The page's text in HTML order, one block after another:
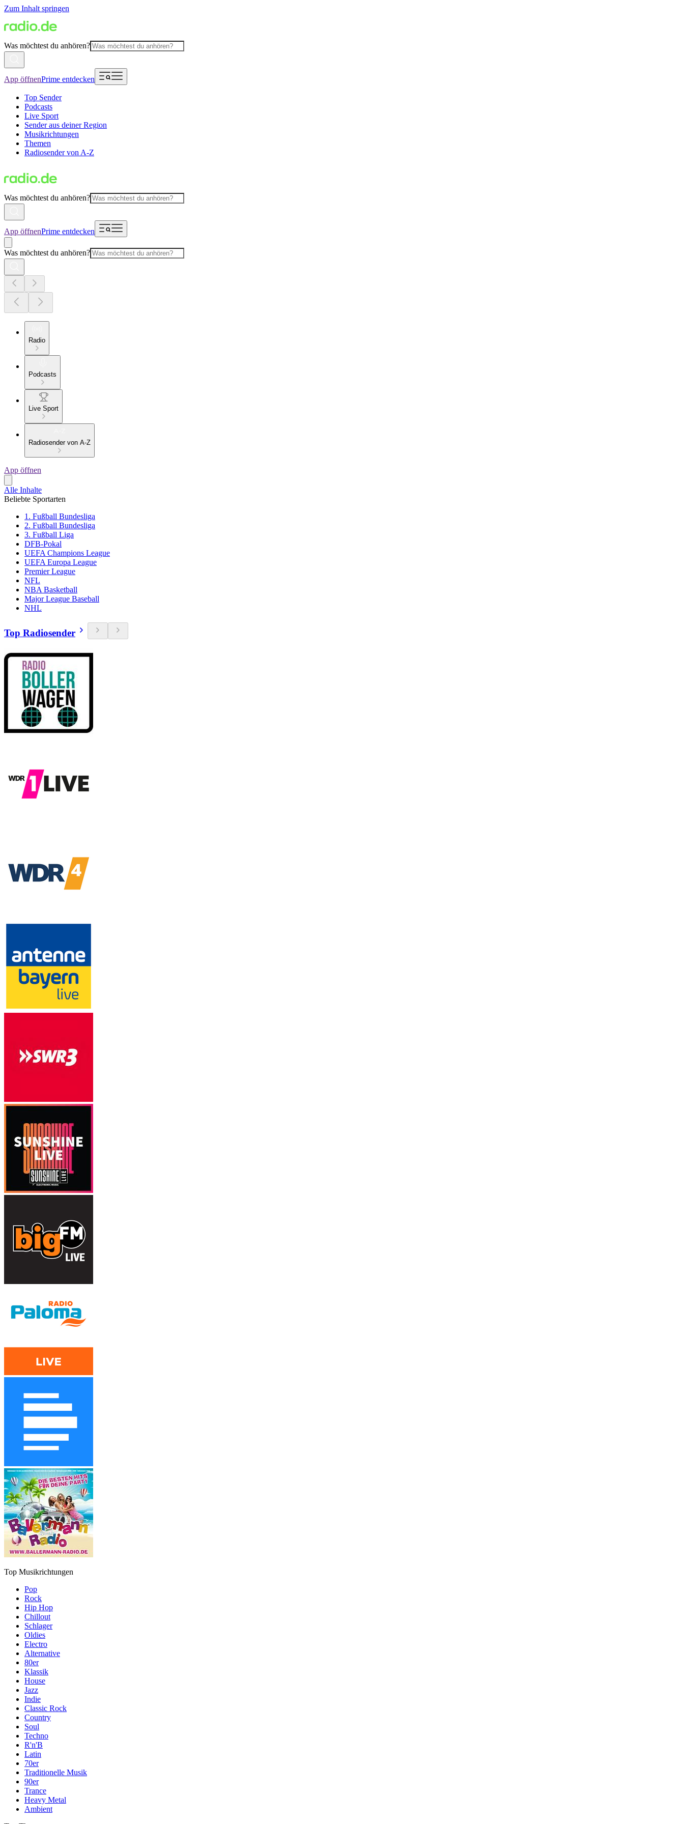
Zum Inhalt springen
Was möchtest du anhören?
App öffnenPrime entdecken
Top Sender
Podcasts
Live Sport
Sender aus deiner Region
Musikrichtungen
Themen
Radiosender von A-Z
Was möchtest du anhören?
App öffnenPrime entdecken
Was möchtest du anhören?
Radio
Podcasts
Live Sport
Radiosender von A-Z
App öffnen
Alle Inhalte
Beliebte Sportarten
1. Fußball Bundesliga
2. Fußball Bundesliga
3. Fußball Liga
DFB-Pokal
UEFA Champions League
UEFA Europa League
Premier League
NFL
NBA Basketball
Major League Baseball
NHL
Top Radiosender
Top Musikrichtungen
Pop
Rock
Hip Hop
Chillout
Schlager
Oldies
Electro
Alternative
80er
Klassik
House
Jazz
Indie
Classic Rock
Country
Soul
Techno
R'n'B
Latin
70er
Traditionelle Musik
90er
Trance
Heavy Metal
Ambient